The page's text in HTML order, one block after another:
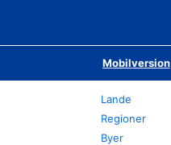
Mobilversion
Lande
Regioner
Byer